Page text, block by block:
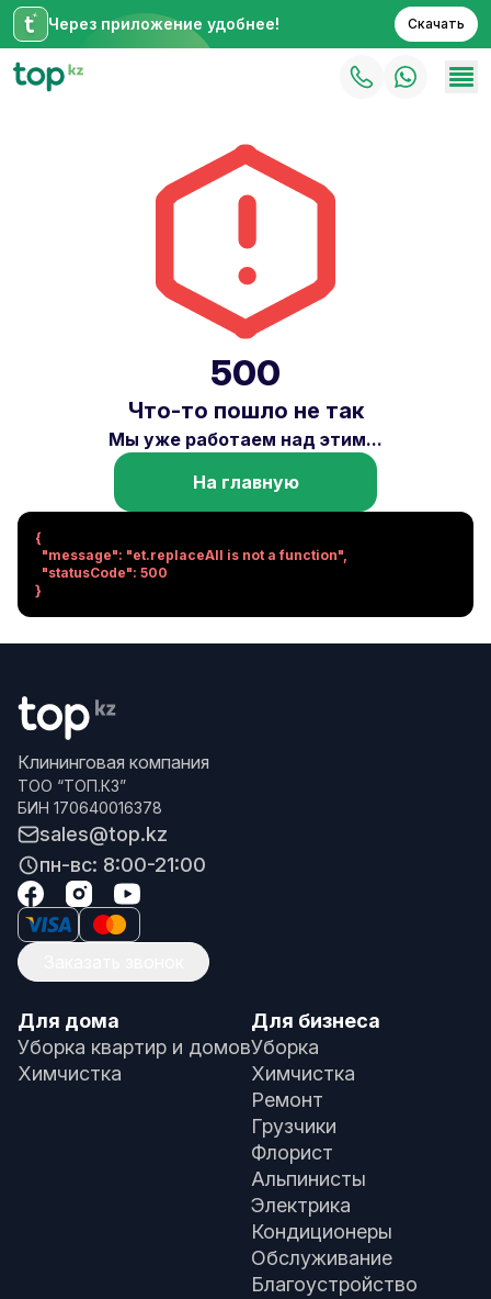
Через приложение удобнее! Скачать
500
Что-то пошло не так
Мы уже работаем над этим...
На главную
{
}
Клининговая компания
ТОО “ТОП.КЗ”
БИН 170640016378
sales@top.kz
пн-вс: 8:00-21:00
Для дома
Уборка квартир и домов
Химчистка
Для бизнеса
Уборка
Химчистка
Ремонт
Грузчики
Флорист
Альпинисты
Электрика
Кондиционеры
Обслуживание
Благоустройство